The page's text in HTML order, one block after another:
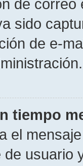
de correo
sido
de e-
tiempo
el
de usuario